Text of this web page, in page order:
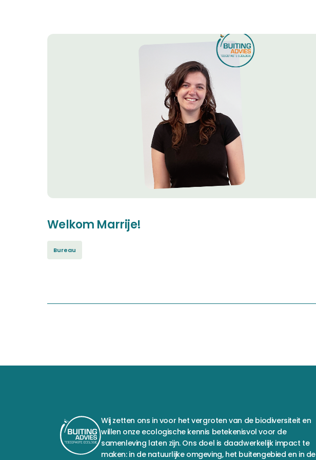
Welkom Marrije!
Bureau
Wij zetten ons in voor het vergroten van de biodiversiteit en
willen onze ecologische kennis betekenisvol voor de
samenleving laten zijn. Ons doel is daadwerkelijk impact te
maken: in de natuurlijke omgeving, het buitengebied en in de